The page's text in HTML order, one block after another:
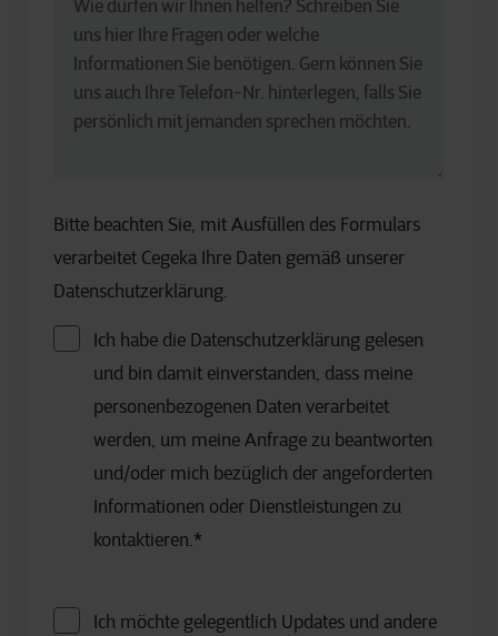
Bitte beachten Sie, mit Ausfüllen des Formulars
verarbeitet Cegeka Ihre Daten gemäß unserer
Datenschutzerklärung.
Ich habe die Datenschutzerklärung gelesen
und bin damit einverstanden, dass meine
personenbezogenen Daten verarbeitet
werden, um meine Anfrage zu beantworten
und/oder mich bezüglich der angeforderten
Informationen oder Dienstleistungen zu
kontaktieren.*
Ich möchte gelegentlich Updates und andere